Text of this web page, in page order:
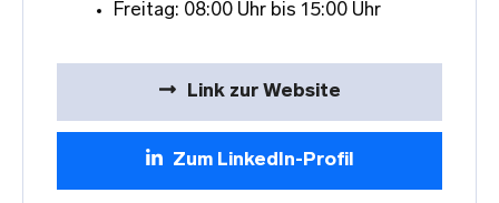
Freitag: 08:00 Uhr bis 15:00 Uhr
Link zur Website
Zum LinkedIn-Profil